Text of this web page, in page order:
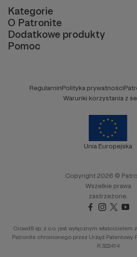
Kategorie
O Patronite
Dodatkowe produkty
Pomoc
RegulaminPolityka prywatności
Warunki korzystania z
Unia Europejska
Copyright 2026 ©
Wszelkie prawa
zastrzeżone.
Crowd8 sp. z o.o. jest wyłącznym właścicielem
Patronite chronionego przez Urząd Patentowy
R.322414